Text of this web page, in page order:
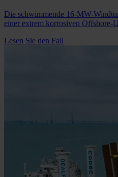
Die schwimmende 16-MW-
einer extrem korrosiven Offshore-
Lesen Sie den Fall